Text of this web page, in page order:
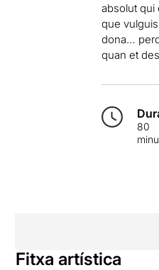
absolut qui
que
dona…
quan et
80
Fitxa artística